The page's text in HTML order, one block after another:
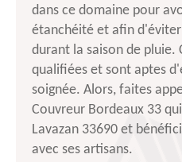
dans ce domaine pour
étanchéité et afin
durant la saison de pluie.
qualifiées et sont aptes
soignée. Alors, faites
Couvreur Bordeaux 33
Lavazan 33690 et
avec ses artisans.